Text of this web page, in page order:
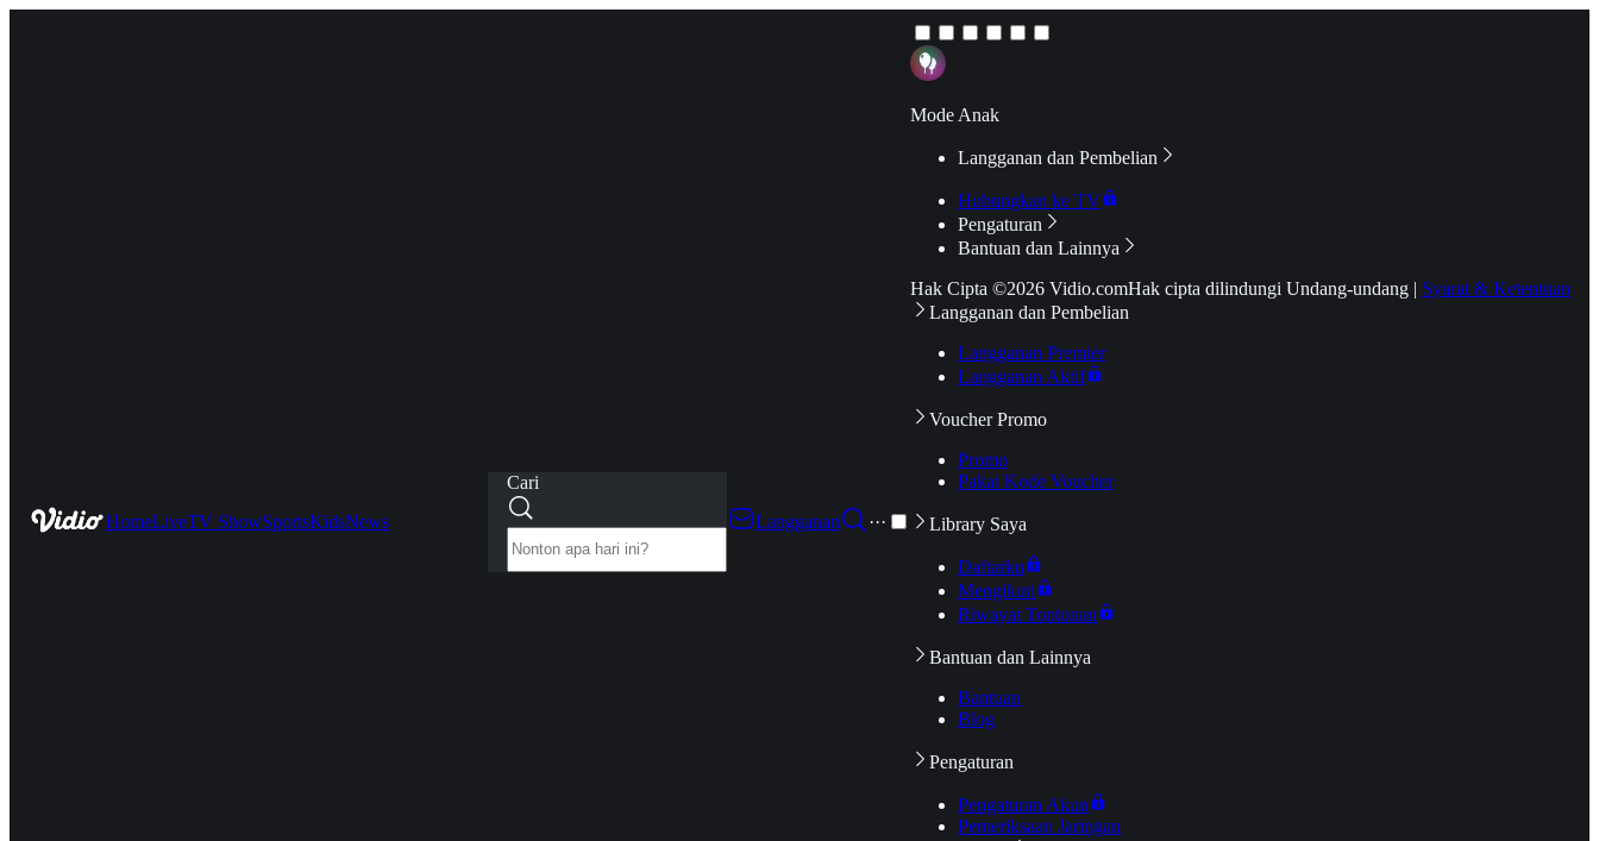
HomeLiveTV ShowSportsKidsNews
Cari
Langganan
···
Mode Anak
Langganan dan Pembelian
Hubungkan ke TV
Pengaturan
Bantuan dan Lainnya
Hak Cipta ©2026 Vidio.comHak cipta dilindungi Undang-undang | Syarat & Ketentuan
Langganan dan Pembelian
Langganan Premier
Langganan Aktif
Voucher Promo
Promo
Pakai Kode Voucher
Library Saya
Daftarku
Mengikuti
Riwayat Tontonan
Bantuan dan Lainnya
Bantuan
Blog
Pengaturan
Pengaturan Akun
Pemeriksaan Jaringan